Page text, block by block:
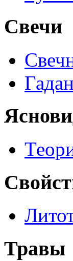
Свечи
Травы